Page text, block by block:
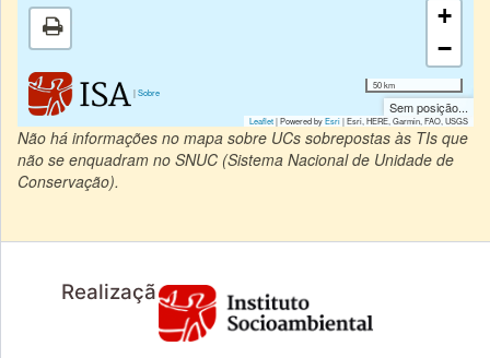
|Sobre
+
−
50 km
Sem posição...
Leaflet| Powered byEsri|Esri, HERE, Garmin, FAO, USGS
Não há informações no mapa sobre UCs sobrepostas às TIs que
não se enquadram no SNUC (Sistema Nacional de Unidade de
Conservação).